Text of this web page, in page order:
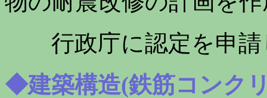
行政庁に認定を申請
◆建築構造(鉄筋コンク